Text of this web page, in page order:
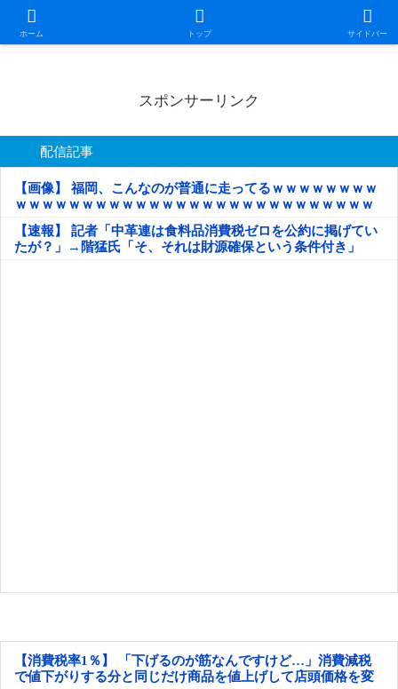
ホーム トップ サイドバー
日本第一！ニュース録
スポンサーリンク
配信記事
【画像】 福岡、こんなのが普通に走ってるｗｗｗｗｗｗｗｗ
ｗｗｗｗｗｗｗｗｗｗｗｗｗｗｗｗｗｗｗｗｗｗｗｗｗｗｗ
ｗｗｗｗｗ
【速報】 記者「中革連は食料品消費税ゼロを公約に掲げてい
たが？」→階猛氏「そ、それは財源確保という条件付き」
【消費税率1％】 「下げるのが筋なんですけど…」消費減税
で値下がりする分と同じだけ商品を値上げして店頭価格を変